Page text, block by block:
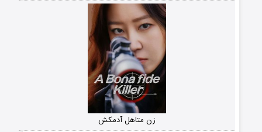
زن متاهل آدمکش